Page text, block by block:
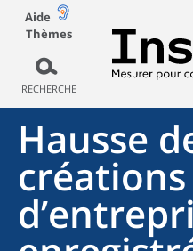
Aide
Thèmes
RECHERCHE
Hausse
créations